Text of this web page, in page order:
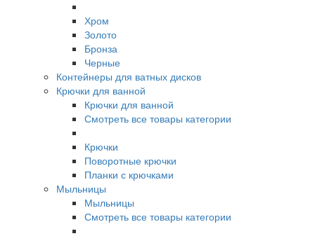
Хром
Золото
Бронза
Черные
Контейнеры для ватных дисков
Крючки для ванной
Крючки для ванной
Смотреть все товары категории
Крючки
Поворотные крючки
Планки с крючками
Мыльницы
Мыльницы
Смотреть все товары категории